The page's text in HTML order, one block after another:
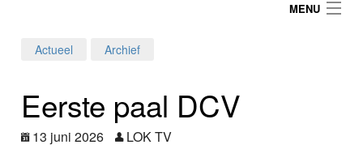
MENU
Home
Programma's
Actueel Archief
Eerste paal DCV
13 juni 2026
LOK TV